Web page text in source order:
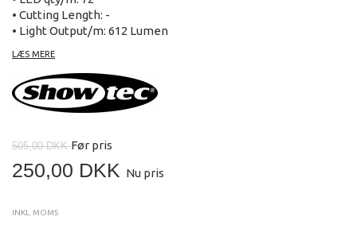
• Cutting Length: -
• Light Output/m: 612 Lumen
• Power Consumption: 17,4 Watt
• Dimensions: 1000 x 14 x 7 mm
• Working temp.: -20 - 50 degrees
• IP Rating: 67
LÆS MERE
505,00 DKKFør pris
250,00 DKK Nu pris
INKL. MOMS